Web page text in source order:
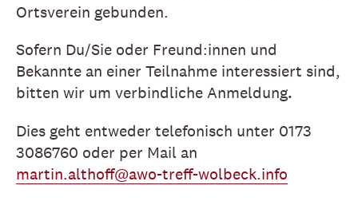
Ortsverein gebunden.
Sofern Du/Sie oder Freund:innen und
Bekannte an einer Teilnahme interessiert sind,
bitten wir um verbindliche Anmeldung.
Dies geht entweder telefonisch unter 0173
3086760 oder per Mail an
martin.althoff@awo-treff-wolbeck.info